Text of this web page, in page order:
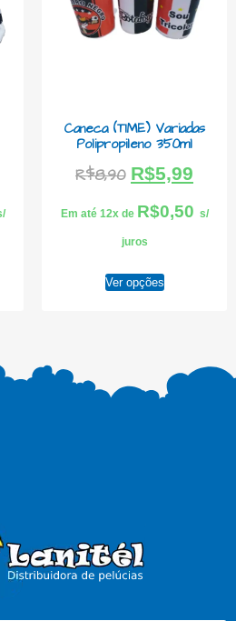
Caneca (TIME) Variadas
Polipropileno 350ml
R$8,90 R$5,99
Em até 12x de R$0,50 s/
juros
Ver opções